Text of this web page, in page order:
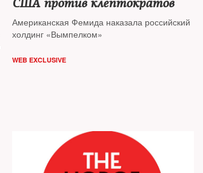
США против клептократов
Американская Фемида наказала российский
холдинг «Вымпелком»
WEB EXCLUSIVE